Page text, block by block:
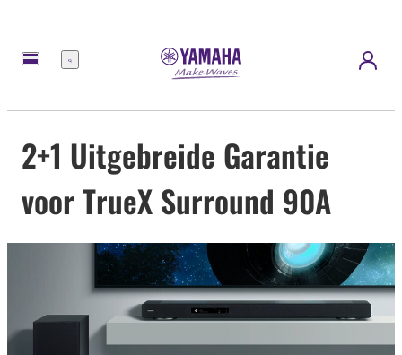
Menu
2+1 Uitgebreide Garantie
voor TrueX Surround 90A